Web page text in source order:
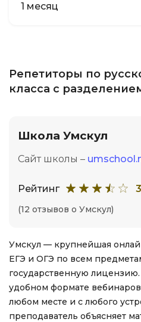
1 месяц
Репетиторы по
класса с
Школа Умскул
Сайт школы –
Рейтинг
(12 отзывов о Умскул)
Умскул — крупнейшая
ЕГЭ и ОГЭ по всем
государственную лицензию.
удобном формате
любом месте и с любого
преподаватель объясняет